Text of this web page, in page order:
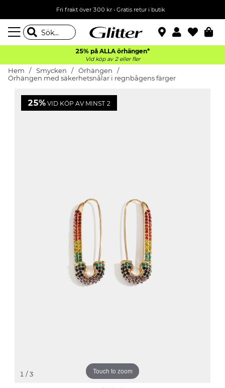
Fri frakt över 300 kr• Gratis retur i butik
25% på ALLA örhängen*
Vid köp av 2 eller fler
Hem Smycken
Örhängen
Örhängen med säkerhetsnålar i regnbågens färger
25% VID KÖP AV MINST 2
Touch to zoom
1 / 3